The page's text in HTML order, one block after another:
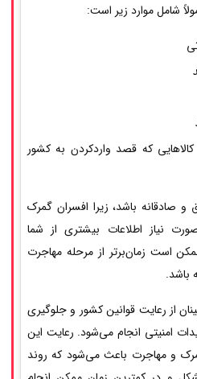
شامل موارد زیر است:
که قصد واردکردن به کشور
و صادقانه باشد، زیرا افسران گمرک
نیاز اطلاعات بیشتری از شما
است زمان‌برتر از مرحله مهاجرت
باشد.
از رعایت قوانین کشور و جلوگیری
امنیتی انجام می‌شود. رعایت این
و مهاجرت باعث می‌شود که روند